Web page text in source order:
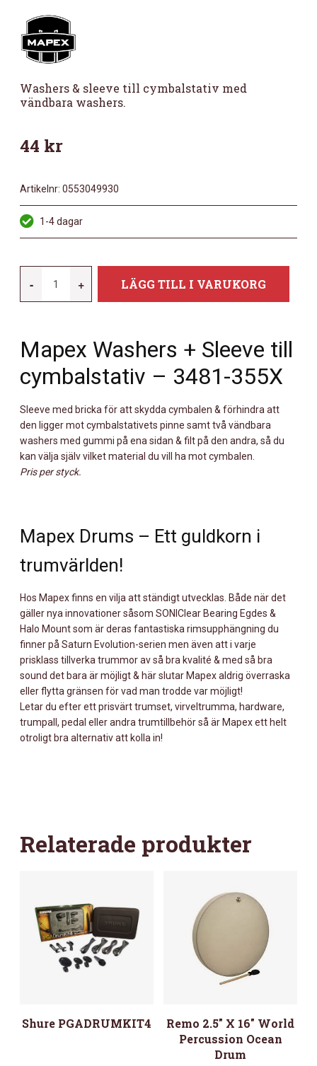
Washers & sleeve till cymbalstativ med
vändbara washers.
44 kr
Artikelnr: 0553049930
1-4 dagar
-
MX#3481-
FELT
CYMB
MÄNGD
+ LÄGG TILL I VARUKORG
Mapex Washers + Sleeve till
cymbalstativ – 3481-355X
Sleeve med bricka för att skydda cymbalen & förhindra att
den ligger mot cymbalstativets pinne samt två vändbara
washers med gummi på ena sidan & filt på den andra, så du
kan välja själv vilket material du vill ha mot cymbalen.
Pris per styck.
Mapex Drums – Ett guldkorn i
trumvärlden!
Hos Mapex finns en vilja att ständigt utvecklas. Både när det
gäller nya innovationer såsom SONIClear Bearing Egdes &
Halo Mount som är deras fantastiska rimsupphängning du
finner på Saturn Evolution-serien men även att i varje
prisklass tillverka trummor av så bra kvalité & med så bra
sound det bara är möjligt & här slutar Mapex aldrig överraska
eller flytta gränsen för vad man trodde var möjligt!
Letar du efter ett prisvärt trumset, virveltrumma, hardware,
trumpall, pedal eller andra trumtillbehör så är Mapex ett helt
otroligt bra alternativ att kolla in!
Relaterade produkter
Shure PGADRUMKIT4
Remo 2.5″ X 16″ World
Percussion Ocean
Drum